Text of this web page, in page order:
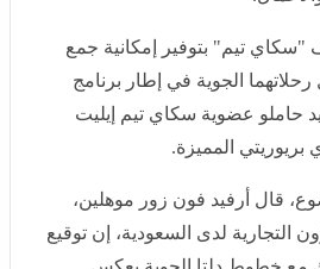
تيم" بتوفير إمكانية جمع
الجوية في إطار برنامج
حاملو عضوية سكاي تيم إيليت بلس
المميزة
قال أرفيد فون زور موهلين،
التجارية لدى السعودية، إن توقيع
مع خطوط دلتا الجوية يعكس التزام
شبكة رحلاتها، بهدف توفير تجارب